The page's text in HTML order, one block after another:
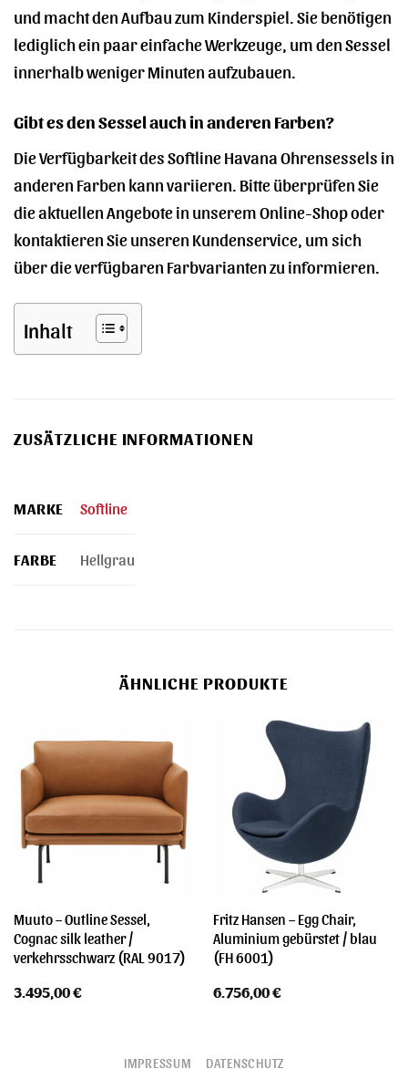
und macht den Aufbau zum Kinderspiel. Sie benötigen
lediglich ein paar einfache Werkzeuge, um den Sessel
innerhalb weniger Minuten aufzubauen.
Gibt es den Sessel auch in anderen Farben?
Die Verfügbarkeit des Softline Havana Ohrensessels in
anderen Farben kann variieren. Bitte überprüfen Sie
die aktuellen Angebote in unserem Online-Shop oder
kontaktieren Sie unseren Kundenservice, um sich
über die verfügbaren Farbvarianten zu informieren.
Inhalt
ZUSÄTZLICHE INFORMATIONEN
MARKE Softline
FARBE Hellgrau
ÄHNLICHE PRODUKTE
Muuto – Outline Sessel,
Cognac silk leather /
verkehrsschwarz (RAL 9017)
3.495,00€
Fritz Hansen – Egg Chair,
Aluminium gebürstet / blau
(FH 6001)
6.756,00€
IMPRESSUM DATENSCHUTZ